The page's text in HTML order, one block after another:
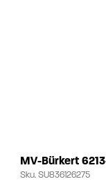
MV-Bürkert
Sku.SU836126275